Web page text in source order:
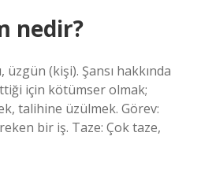
nedir?
üzgün (kişi). Şansı hakkında
için kötümser olmak;
talihine üzülmek. Görev:
bir iş. Taze: Çok taze,